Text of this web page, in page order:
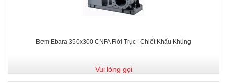
Bơm Ebara 350x300 CNFA Rời Trục | Chiết Khấu Khủng
Vui lòng gọi